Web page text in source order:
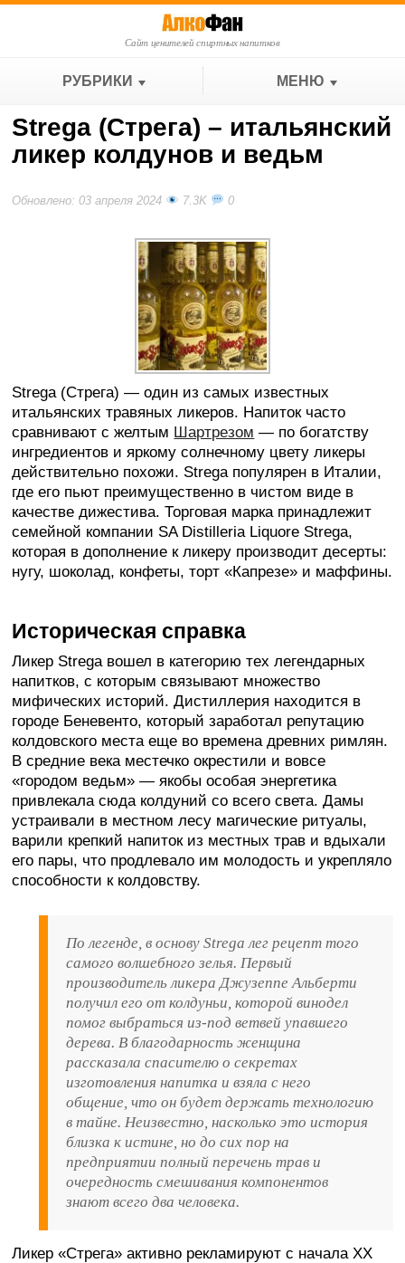
Сайт ценителей спиртных напитков
РУБРИКИ МЕНЮ
Strega (Стрега) – итальянский
ликер колдунов и ведьм
Обновлено: 03 апреля 2024 7.3K 0
Strega (Стрега) — один из самых известных
итальянских травяных ликеров. Напиток часто
сравнивают с желтым Шартрезом — по богатству
ингредиентов и яркому солнечному цвету ликеры
действительно похожи. Strega популярен в Италии,
где его пьют преимущественно в чистом виде в
качестве дижестива. Торговая марка принадлежит
семейной компании SA Distilleria Liquore Strega,
которая в дополнение к ликеру производит десерты:
нугу, шоколад, конфеты, торт «Капрезе» и маффины.
Историческая справка
Ликер Strega вошел в категорию тех легендарных
напитков, с которым связывают множество
мифических историй. Дистиллерия находится в
городе Беневенто, который заработал репутацию
колдовского места еще во времена древних римлян.
В средние века местечко окрестили и вовсе
«городом ведьм» — якобы особая энергетика
привлекала сюда колдуний со всего света. Дамы
устраивали в местном лесу магические ритуалы,
варили крепкий напиток из местных трав и вдыхали
его пары, что продлевало им молодость и укрепляло
способности к колдовству.
По легенде, в основу Strega лег рецепт того
самого волшебного зелья. Первый
производитель ликера Джузеппе Альберти
получил его от колдуньи, которой винодел
помог выбраться из-под ветвей упавшего
дерева. В благодарность женщина
рассказала спасителю о секретах
изготовления напитка и взяла с него
общение, что он будет держать технологию
в тайне. Неизвестно, насколько это история
близка к истине, но до сих пор на
предприятии полный перечень трав и
очередность смешивания компонентов
знают всего два человека.
Ликер «Стрега» активно рекламируют с начала XX